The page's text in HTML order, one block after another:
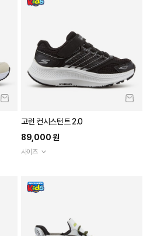
고런 컨시스턴트 2.0
89,000 원
사이즈